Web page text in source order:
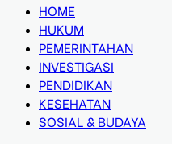
HOME
HUKUM
PEMERINTAHAN
INVESTIGASI
PENDIDIKAN
KESEHATAN
SOSIAL & BUDAYA